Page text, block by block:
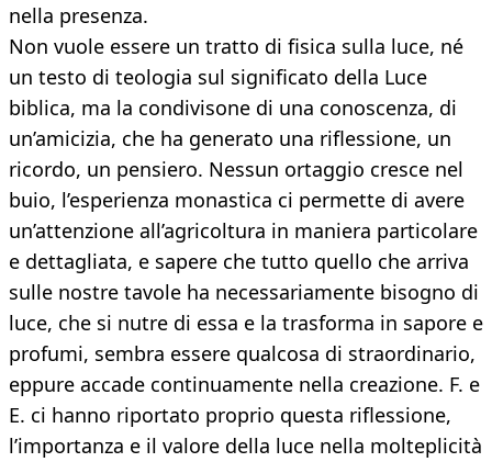
nella presenza.
Non vuole essere un tratto di fisica sulla luce, né
un testo di teologia sul significato della Luce
biblica, ma la condivisone di una conoscenza, di
un’amicizia, che ha generato una riflessione, un
ricordo, un pensiero. Nessun ortaggio cresce nel
buio, l’esperienza monastica ci permette di avere
un’attenzione all’agricoltura in maniera particolare
e dettagliata, e sapere che tutto quello che arriva
sulle nostre tavole ha necessariamente bisogno di
luce, che si nutre di essa e la trasforma in sapore e
profumi, sembra essere qualcosa di straordinario,
eppure accade continuamente nella creazione. F. e
E. ci hanno riportato proprio questa riflessione,
l’importanza e il valore della luce nella molteplicità